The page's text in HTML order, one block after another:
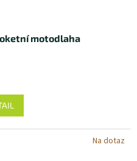
motodlaha
Na dotaz